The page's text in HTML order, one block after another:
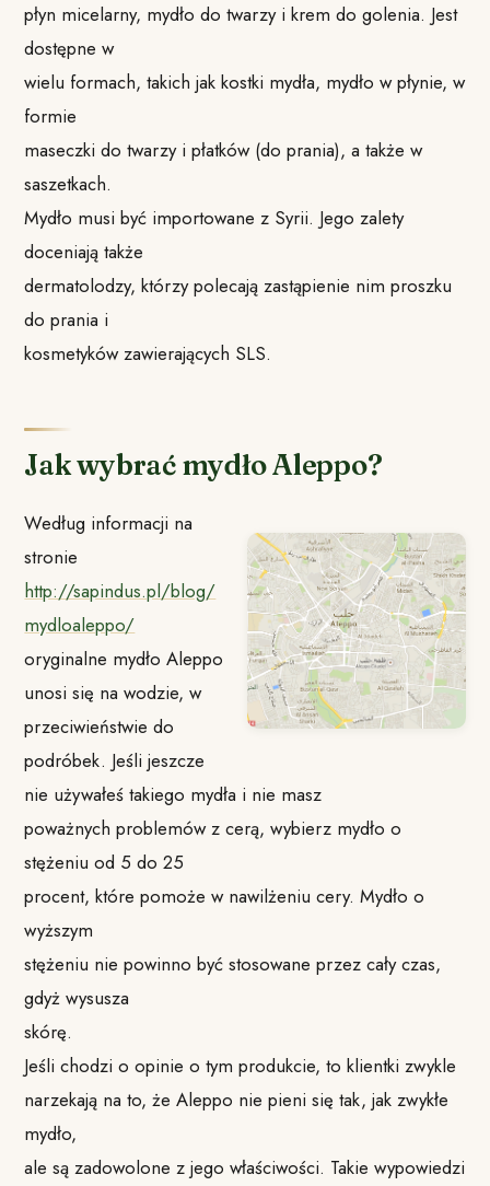
płyn micelarny, mydło do twarzy i krem do golenia. Jest
dostępne w
wielu formach, takich jak kostki mydła, mydło w płynie, w
formie
maseczki do twarzy i płatków (do prania), a także w
saszetkach.
Mydło musi być importowane z Syrii. Jego zalety
doceniają także
dermatolodzy, którzy polecają zastąpienie nim proszku
do prania i
kosmetyków zawierających SLS.
Jak wybrać mydło Aleppo?
Według informacji na
stronie
http://sapindus.pl/blog/
mydloaleppo/
oryginalne mydło Aleppo
unosi się na wodzie, w
przeciwieństwie do
podróbek. Jeśli jeszcze
nie używałeś takiego mydła i nie masz
poważnych problemów z cerą, wybierz mydło o
stężeniu od 5 do 25
procent, które pomoże w nawilżeniu cery. Mydło o
wyższym
stężeniu nie powinno być stosowane przez cały czas,
gdyż wysusza
skórę.
Jeśli chodzi o opinie o tym produkcie, to klientki zwykle
narzekają na to, że Aleppo nie pieni się tak, jak zwykłe
mydło,
ale są zadowolone z jego właściwości. Takie wypowiedzi